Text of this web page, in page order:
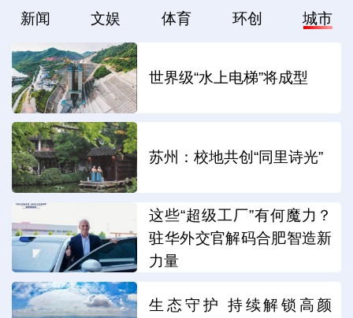
新闻 文娱 体育 环创 城市
世界级“水上电梯”将成型
苏州：校地共创“同里诗光”
这些“超级工厂”有何魔力？
驻华外交官解码合肥智造新
力量
生态守护 持续解锁高颜